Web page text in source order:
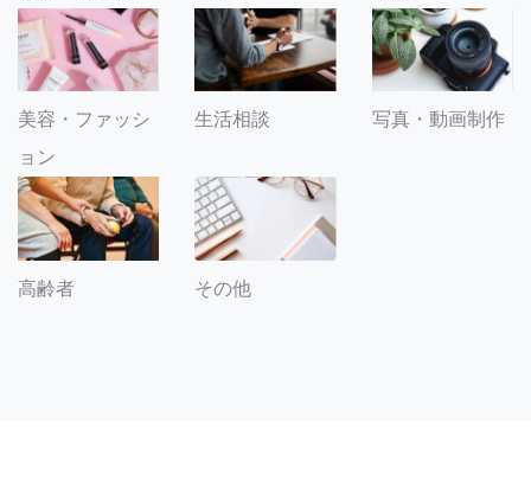
美容・ファッシ
ョン
生活相談 写真・動画制作
高齢者 その他